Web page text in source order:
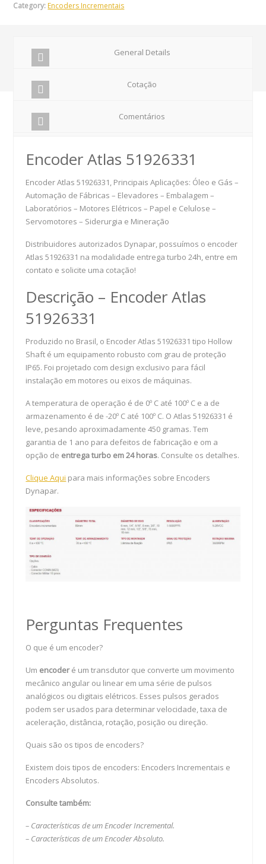
Category: Encoders Incrementais
General Details
Cotação
Comentários
Encoder Atlas 51926331
Encoder Atlas 51926331, Principais Aplicações: Óleo e Gás –
Automação de Fábricas – Elevadores – Embalagem –
Laboratórios – Motores Elétricos – Papel e Celulose –
Servomotores – Siderurgia e Mineração
Distribuidores autorizados Dynapar, possuímos o encoder
Atlas 51926331 na modalidade entrega turbo 24h, entre em
contato e solicite uma cotação!
Descrição – Encoder Atlas
51926331
Produzido no Brasil, o Encoder Atlas 51926331 tipo Hollow
Shaft é um equipamento robusto com grau de proteção
IP65. Foi projetado com design exclusivo para fácil
instalação em motores ou eixos de máquinas.
A temperatura de operação é de 0º C até 100º C e a de
armazenamento é de -20º C até 100º C. O Atlas 51926331 é
leve, pesando aproximadamente 450 gramas. Tem
garantia de 1 ano para defeitos de fabricação e om a
opção de entrega turbo em 24 horas. Consulte os detalhes.
Clique Aqui para mais informações sobre Encoders
Dynapar.
Perguntas Frequentes
O que é um encoder?
Um encoderé um transdutor que converte um movimento
mecânico angular ou linear em uma série de pulsos
analógicos ou digitais elétricos. Esses pulsos gerados
podem ser usados para determinar velocidade, taxa de
aceleração, distância, rotação, posição ou direção.
Quais são os tipos de encoders?
Existem dois tipos de encoders: Encoders Incrementais e
Encoders Absolutos.
Consulte também:
– Características de um Encoder Incremental.
– Características de um Encoder Absoluto.